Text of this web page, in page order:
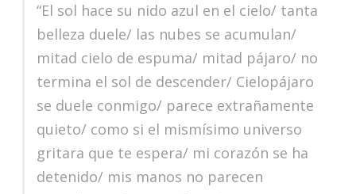
“El sol hace su nido azul en el cielo/ tanta
belleza duele/ las nubes se acumulan/
mitad cielo de espuma/ mitad pájaro/ no
termina el sol de descender/ Cielopájaro
se duele conmigo/ parece extrañamente
quieto/ como si el mismísimo universo
gritara que te espera/ mi corazón se ha
detenido/ mis manos no parecen